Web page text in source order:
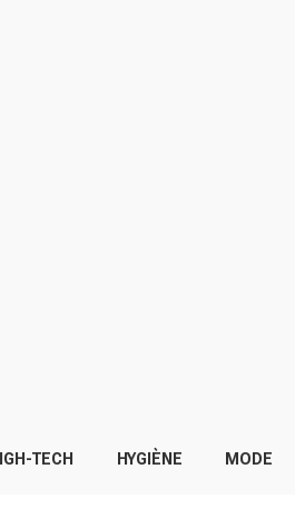
TECH HYGIÈNE MODE